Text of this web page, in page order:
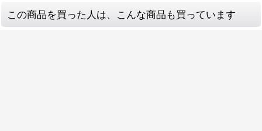
この商品を買った人は、こんな商品も買っています